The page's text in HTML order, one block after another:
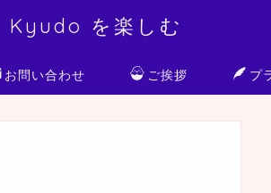
Kyudo を楽しむ
お問い合わせ ご挨拶 プ